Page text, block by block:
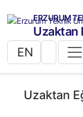
ERZURUM
Uzaktan
EN
Uzaktan